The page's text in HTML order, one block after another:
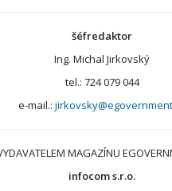
šéfredaktor
Ing. Michal Jirkovský
tel.: 724 079 044
e-mail.:
MAGAZÍNU
infocom s.r.o.